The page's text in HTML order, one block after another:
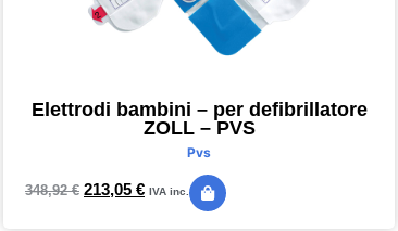
Elettrodi bambini – per defibrillatore
ZOLL – PVS
Pvs
348,92€ 213,05 € IVA inc.